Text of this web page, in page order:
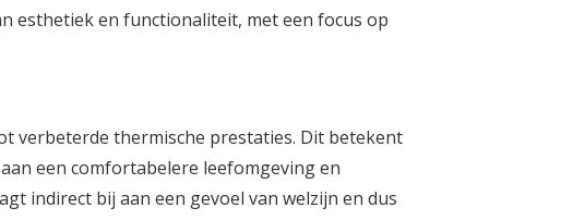
esthetiek en functionaliteit, met een focus op
verbeterde thermische prestaties. Dit betekent
een comfortabelere leefomgeving en
indirect bij aan een gevoel van welzijn en dus